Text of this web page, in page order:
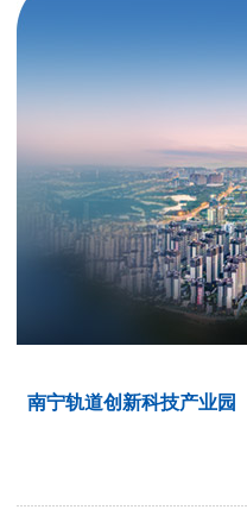
南宁轨道创新科技产业园